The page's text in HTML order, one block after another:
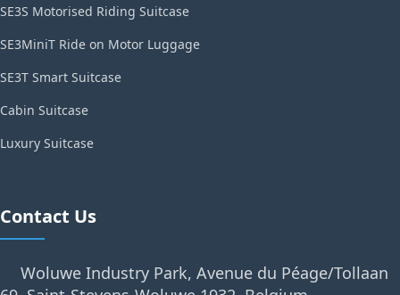
SE3S Motorised Riding Suitcase
SE3MiniT Ride on Motor Luggage
SE3T Smart Suitcase
Cabin Suitcase
Luxury Suitcase
Contact Us
Woluwe Industry Park, Avenue du Péage/Tollaan